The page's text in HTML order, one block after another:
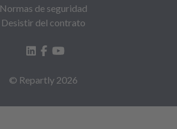
Normas de seguridad
Desistir del contrato
© Repartly 2026